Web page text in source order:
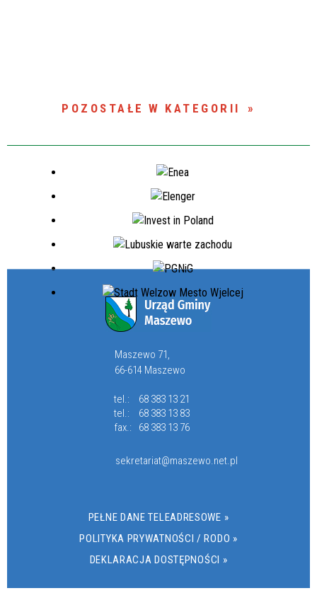
POZOSTAŁE W KATEGORII
Maszewo 71,
66-614 Maszewo
tel.:
68 383 13 21
tel.:
68 383 13 83
fax.:
68 383 13 76
sekretariat@maszewo.net.pl
PEŁNE DANE TELEADRESOWE »
POLITYKA PRYWATNOŚCI / RODO »
DEKLARACJA DOSTĘPNOŚCI »